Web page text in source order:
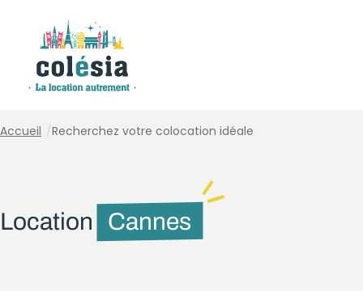
Accueil /Recherchez votre colocation idéale
Location Cannes